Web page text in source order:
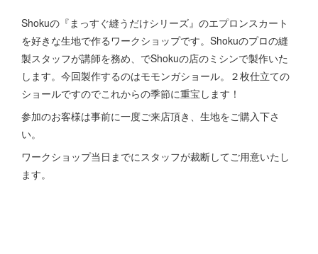
Shokuの『まっすぐ縫うだけシリーズ』のエプロンスカート
を好きな生地で作るワークショップです。Shokuのプロの縫
製スタッフが講師を務め、でShokuの店のミシンで製作いた
します。今回製作するのはモモンガショール。２枚仕立ての
ショールですのでこれからの季節に重宝します！
参加のお客様は事前に一度ご来店頂き、生地をご購入下さ
い。
ワークショップ当日までにスタッフが裁断してご用意いたし
ます。